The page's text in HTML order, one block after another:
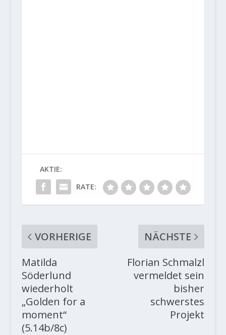
AKTIE:
RATE:
VORHERIGE
Matilda
Söderlund
wiederholt
„Golden for a
moment“
(5.14b/8c)
NÄCHSTE
Florian Schmalzl
vermeldet sein
bisher
schwerstes
Projekt